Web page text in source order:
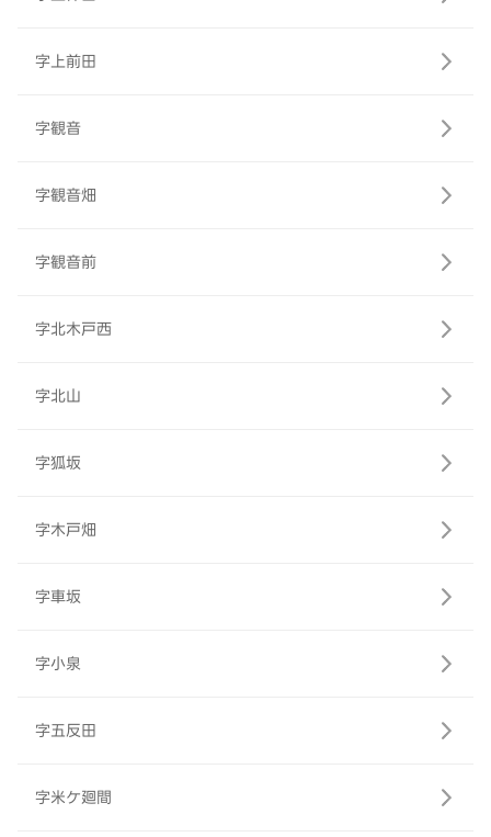
字上前田
字観音
字観音畑
字観音前
字北木戸西
字北山
字狐坂
字木戸畑
字車坂
字小泉
字五反田
字米ケ廻間